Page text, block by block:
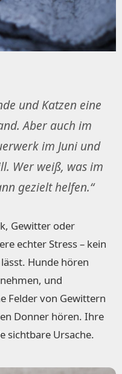
und Katzen eine
Aber auch im
im Juni und
Wer weiß, was im
gezielt helfen.“
Gewitter oder
echter Stress – kein
Hunde hören
und
Felder von Gewittern
Donner hören. Ihre
sichtbare Ursache.